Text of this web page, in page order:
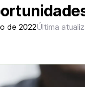
de 2022Última